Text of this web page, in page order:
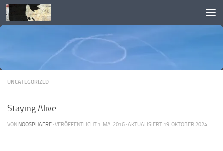
Skip to content
UNCATEGORIZED
Staying Alive
VON NOOSPHAERE · VERÖFFENTLICHT 1. MAI 2016 · AKTUALISIERT 19. OKTOBER 2024